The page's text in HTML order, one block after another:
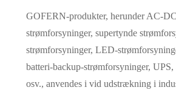
GOFERN-produkter, herunder AC-
strømforsyninger, supertynde
strømforsyninger, LED-
batteri-backup-strømforsyninger, UPS,
osv., anvendes i vid udstrækning i